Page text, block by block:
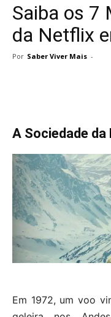
Saiba os 7
da Netflix
Por Saber Viver Mais -
A Sociedade da
Em 1972, um voo